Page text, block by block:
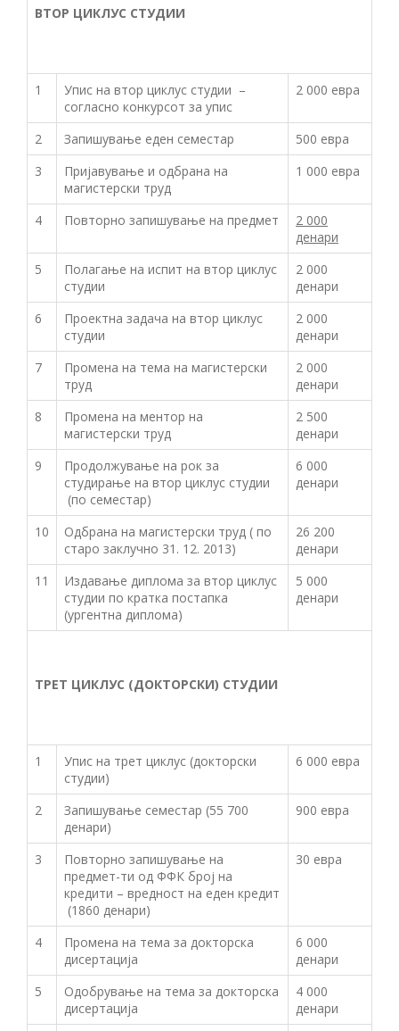
ВТОР ЦИКЛУС СТУДИИ
1
Упис на втор циклус студии –
согласно конкурсот за упис
2 000 евра
2 Запишување еден семестар
500 евра
3
Пријавување и одбрана на
магистерски труд
1 000 евра
4 Повторно запишување на предмет
2 000
денари
5
Полагање на испит на втор циклус
студии
2 000
денари
6
Проектна задача на втор циклус
студии
2 000
денари
7
Промена на тема на магистeрски
труд
2 000
денари
8
Промена на ментор на
магистерски труд
2 500
денари
9
Продолжување на рок за
студирање на втор циклус студии
(по семестар)
6 000
денари
10
Одбрана на магистерски труд ( по
старо заклучно 31. 12. 2013)
26 200
денари
11
Издавање диплома за втор циклус
студии по кратка постапка
(ургентна диплома)
5 000
денари
ТРЕТ ЦИКЛУС (ДОКТОРСКИ) СТУДИИ
1
Упис на трет циклус (докторски
студии)
6 000 евра
2
Запишување семестар (55 700
денари)
900 евра
3
Повторно запишување на
предмет-ти од ФФК број на
кредити – вредност на еден кредит
(1860 денари)
30 евра
4
Промена на тема за докторска
дисертација
6 000
денари
5
Одобрување на тема за докторска
дисертација
4 000
денари